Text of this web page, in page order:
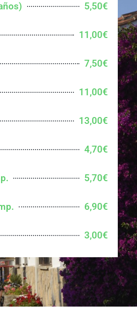
5,50€
11,00€
7,50€
11,00€
13,00€
4,70€
5,70€
6,90€
3,00€